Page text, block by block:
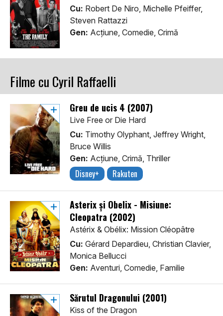
Cu: Robert De Niro, Michelle Pfeiffer,
Steven Rattazzi
Gen: Acţiune, Comedie, Crimă
Filme cu Cyril Raffaelli
Greu de ucis 4 (2007)
Live Free or Die Hard
Cu: Timothy Olyphant, Jeffrey Wright,
Bruce Willis
Gen: Acţiune, Crimă, Thriller
Disney+ Rakuten
Asterix și Obelix - Misiune:
Cleopatra (2002)
Astérix & Obélix: Mission Cléopâtre
Cu: Gérard Depardieu, Christian Clavier,
Monica Bellucci
Gen: Aventuri, Comedie, Familie
Sărutul Dragonului (2001)
Kiss of the Dragon